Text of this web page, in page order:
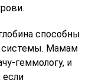
способны
системы. Мамам
геммологу, и
если